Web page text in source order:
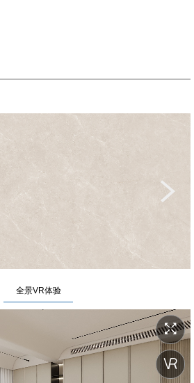
全景VR体验